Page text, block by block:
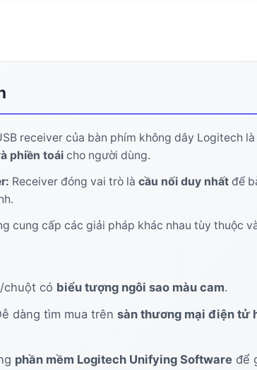
vội vứt bỏ!
receiver của bàn phím không dây Logitech là
phiền toái cho người dùng.
Receiver đóng vai trò là cầu nối duy nhất để
cung cấp các giải pháp khác nhau tùy thuộc
chuột có biểu tượng ngôi sao màu cam.
dàng tìm mua trên sàn thương mại điện tử
phần mềm Logitech Unifying Software để